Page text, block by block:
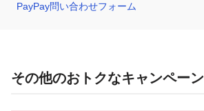
PayPay問い合わせフォーム
その他のおトクなキャンペーン